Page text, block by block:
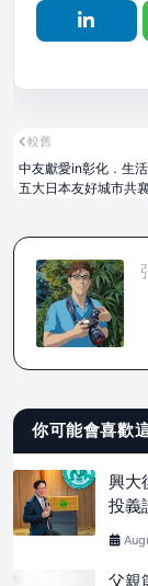
較舊
中友獻愛in彰化．生
五大日本友好城市共
你可能會喜歡
興大
投義
父親